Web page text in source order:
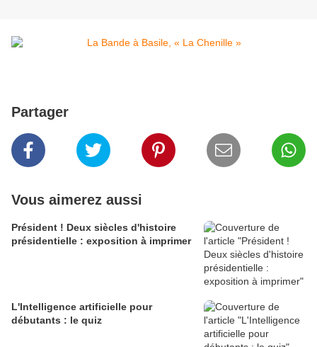
Partager
Vous aimerez aussi
Président ! Deux siècles d'histoire
présidentielle : exposition à imprimer
L'Intelligence artificielle pour
débutants : le quiz